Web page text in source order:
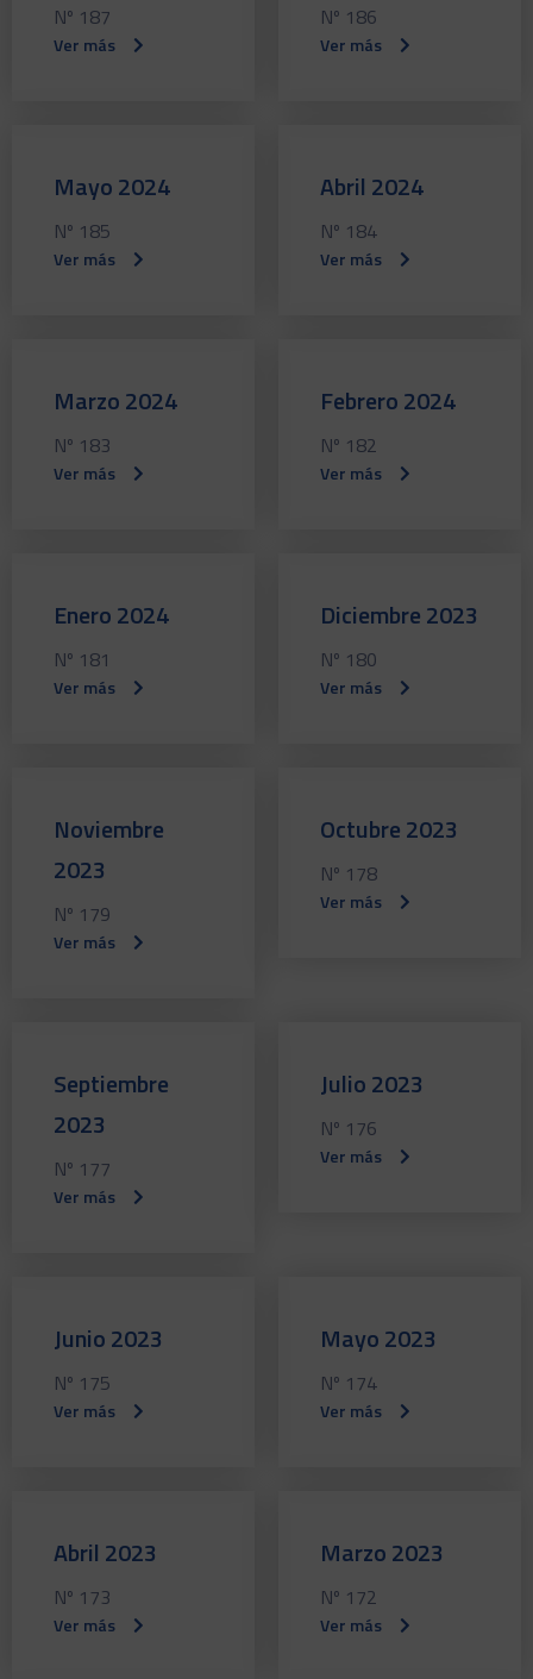
Nº 187
Ver más
Nº 186
Ver más
Mayo 2024
Nº 185
Ver más
Abril 2024
Nº 184
Ver más
Marzo 2024
Nº 183
Ver más
Febrero 2024
Nº 182
Ver más
Enero 2024
Nº 181
Ver más
Diciembre 2023
Nº 180
Ver más
Noviembre
2023
Nº 179
Ver más
Octubre 2023
Nº 178
Ver más
Septiembre
2023
Nº 177
Ver más
Julio 2023
Nº 176
Ver más
Junio 2023
Nº 175
Ver más
Mayo 2023
Nº 174
Ver más
Abril 2023
Nº 173
Ver más
Marzo 2023
Nº 172
Ver más